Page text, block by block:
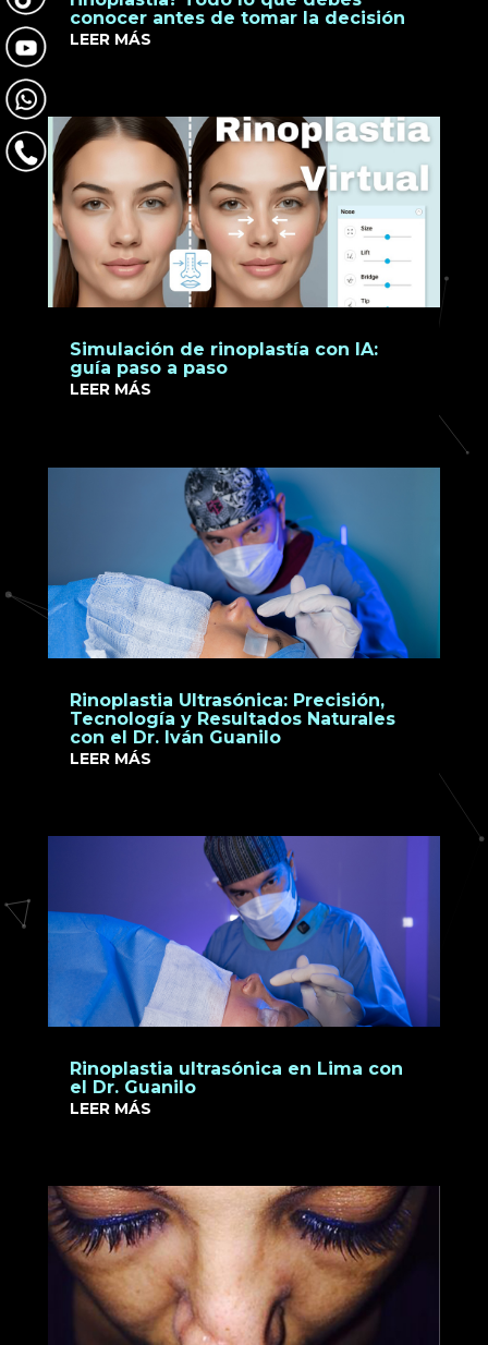
conocer antes de tomar la decisión
LEER MÁS
Simulación de rinoplastía con IA:
guía paso a paso
LEER MÁS
Rinoplastia Ultrasónica: Precisión,
Tecnología y Resultados Naturales
con el Dr. Iván Guanilo
LEER MÁS
Rinoplastia ultrasónica en Lima con
el Dr. Guanilo
LEER MÁS